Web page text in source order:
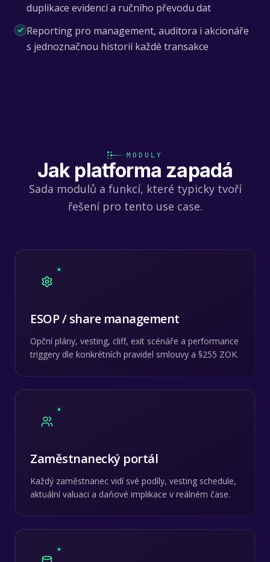
duplikace evidencí a ručního převodu dat
Reporting pro management, auditora i akcionáře
s jednoznačnou historií každé transakce
MODULY
Jak platforma zapadá
Sada modulů a funkcí, které typicky tvoří
řešení pro tento use case.
ESOP / share management
Opční plány, vesting, cliff, exit scénáře a performance
triggery dle konkrétních pravidel smlouvy a §255 ZOK.
Zaměstnanecký portál
Každý zaměstnanec vidí své podíly, vesting schedule,
aktuální valuaci a daňové implikace v reálném čase.